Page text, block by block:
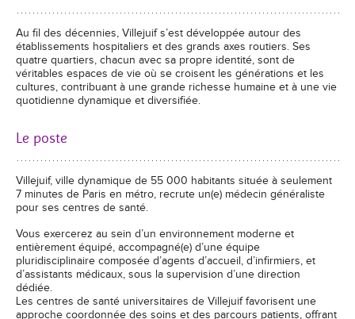
Au fil des décennies, Villejuif s’est développée autour des
établissements hospitaliers et des grands axes routiers. Ses
quatre quartiers, chacun avec sa propre identité, sont de
véritables espaces de vie où se croisent les générations et les
cultures, contribuant à une grande richesse humaine et à une vie
quotidienne dynamique et diversifiée.
Le poste
Villejuif, ville dynamique de 55 000 habitants située à seulement
7 minutes de Paris en métro, recrute un(e) médecin généraliste
pour ses centres de santé.
Vous exercerez au sein d’un environnement moderne et
entièrement équipé, accompagné(e) d’une équipe
pluridisciplinaire composée d’agents d’accueil, d’infirmiers, et
d’assistants médicaux, sous la supervision d’une direction
dédiée.
Les centres de santé universitaires de Villejuif favorisent une
approche coordonnée des soins et des parcours patients, offrant